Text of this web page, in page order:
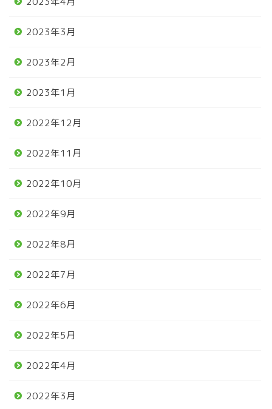
2023年3月
2023年2月
2023年1月
2022年12月
2022年11月
2022年10月
2022年9月
2022年8月
2022年7月
2022年6月
2022年5月
2022年4月
2022年3月